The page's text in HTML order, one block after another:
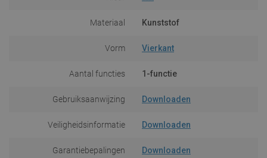
Materiaal Kunststof
Vorm Vierkant
Aantal functies 1-functie
Gebruiksaanwijzing Downloaden
Veiligheidsinformatie Downloaden
Garantiebepalingen Downloaden